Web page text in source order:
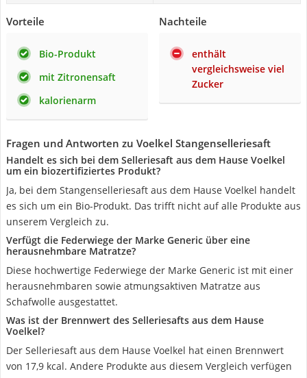
Vorteile
Bio-Produkt
mit Zitronensaft
kalorienarm
Nachteile
enthält
vergleichsweise viel
Zucker
Fragen und Antworten zu Voelkel Stangenselleriesaft
Handelt es sich bei dem Selleriesaft aus dem Hause Voelkel
um ein biozertifiziertes Produkt?
Ja, bei dem Stangenselleriesaft aus dem Hause Voelkel handelt
es sich um ein Bio-Produkt. Das trifft nicht auf alle Produkte aus
unserem Vergleich zu.
Verfügt die Federwiege der Marke Generic über eine
herausnehmbare Matratze?
Diese hochwertige Federwiege der Marke Generic ist mit einer
herausnehmbaren sowie atmungsaktiven Matratze aus
Schafwolle ausgestattet.
Was ist der Brennwert des Selleriesafts aus dem Hause
Voelkel?
Der Selleriesaft aus dem Hause Voelkel hat einen Brennwert
von 17,9 kcal. Andere Produkte aus diesem Vergleich verfügen